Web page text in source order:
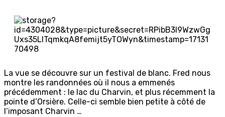
La vue se découvre sur un festival de blanc. Fred nous
montre les randonnées où il nous a emmenés
précédemment : le lac du Charvin, et plus récemment la
pointe d’Orsière. Celle-ci semble bien petite à côté de
l’imposant Charvin …